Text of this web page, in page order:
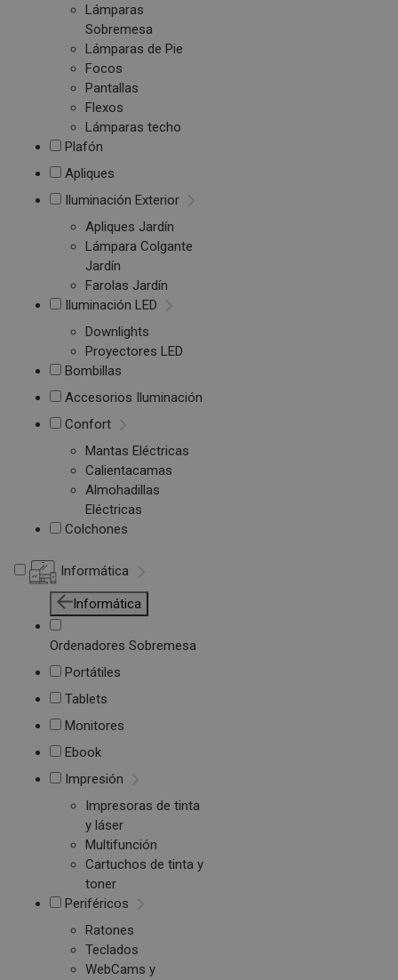
Lámparas
Sobremesa
Lámparas de Pie
Focos
Pantallas
Flexos
Lámparas techo
Plafón
Apliques
Iluminación Exterior
Apliques Jardín
Lámpara Colgante
Jardín
Farolas Jardín
Iluminación LED
Downlights
Proyectores LED
Bombillas
Accesorios Iluminación
Confort
Mantas Eléctricas
Calientacamas
Almohadillas
Eléctricas
Colchones
Informática
Informática
Ordenadores Sobremesa
Portátiles
Tablets
Monitores
Ebook
Impresión
Impresoras de tinta
y láser
Multifunción
Cartuchos de tinta y
toner
Periféricos
Ratones
Teclados
WebCams y